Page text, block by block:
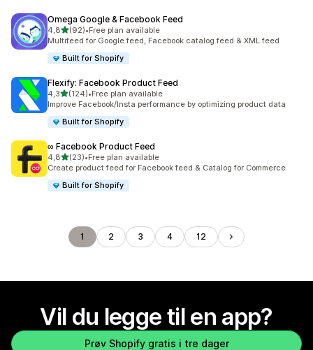
Omega Google & Facebook Feed
4,8av 5 stjerner
(92)
Totalt 92 omtaler
•Free plan available
Multifeed for Google feed, Facebook catalog feed & XML feed
Built for Shopify
Flexify: Facebook Product Feed
4,3av 5 stjerner
(124)
Totalt 124 omtaler
•Free plan available
Improve Facebook/Insta performance by optimizing product data
Built for Shopify
∞ Facebook Product Feed
4,8av 5 stjerner
(23)
Totalt 23 omtaler
•Free plan available
Create product feed for Facebook feed & Catalog for Commerce
Built for Shopify
1 2 3 4 12
Vil du legge til en app?
Prøv Shopify gratis i tre dager